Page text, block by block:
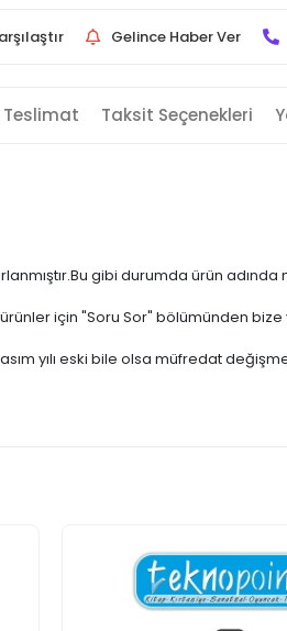
Gelince Haber Ver
Taksit Seçenekleri
gibi durumda ürün
için "Soru Sor" bölümünden
yılı eski bile olsa müfredat